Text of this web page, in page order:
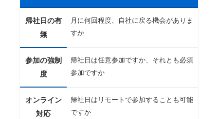
帰社日の有
無
月に何回程度、自社に戻る機会がありま
すか
参加の強制
度
帰社日は任意参加ですか、それとも必須
参加ですか
オンライン
対応
帰社日はリモートで参加することも可能
ですか